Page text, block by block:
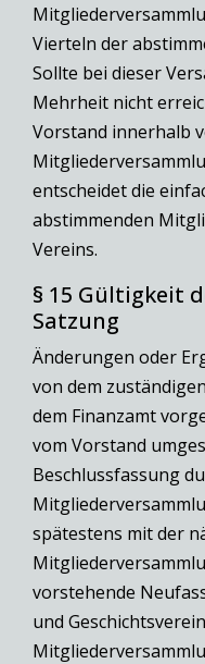
Vierteln der
Sollte bei dieser
Mehrheit nicht
Vorstand innerhalb
entscheidet die
abstimmenden
Vereins.
§ 15 Gültigkeit
Satzung
Änderungen oder
von dem
dem Finanzamt
vom Vorstand
Beschlussfassung
spätestens mit der
vorstehende
und